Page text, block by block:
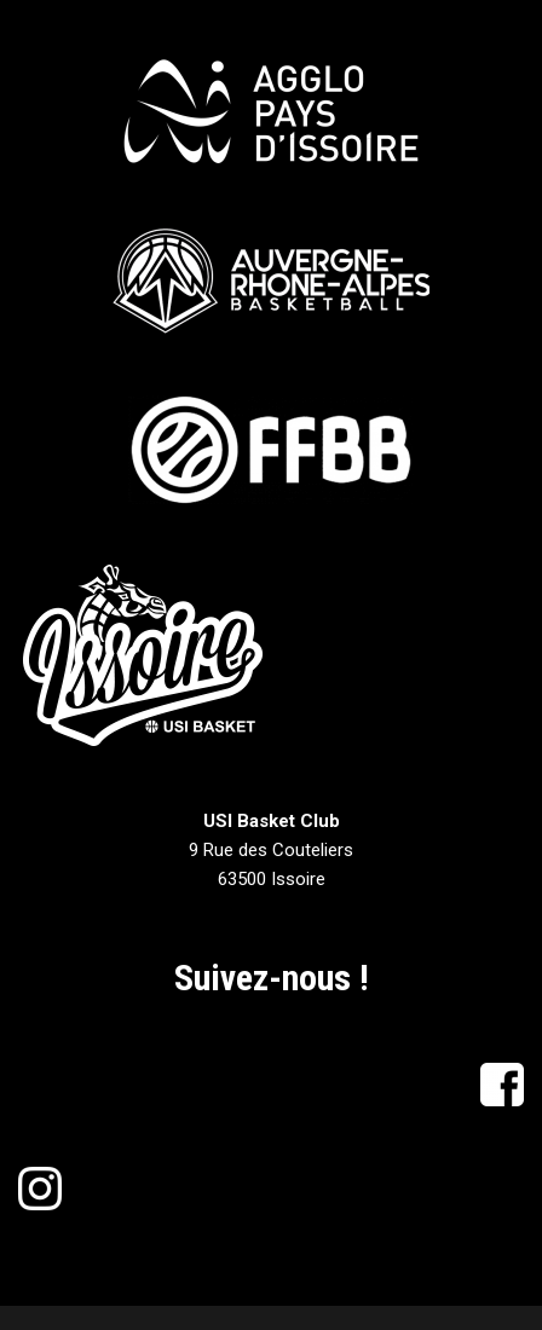
USI Basket Club
9 Rue des Couteliers
63500 Issoire
Suivez-nous !